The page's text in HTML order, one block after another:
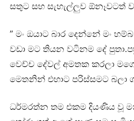
සතුට සහ සැහැල්ලුව ඕනෑවටත්
” මං ඔයාට බාර දෙන්නේ මං
වඩා මට තියන වටිනම දේ
වෙච්ච දේවල් අමතක කරලා
මෙතනින් එහාට පරිස්සමට බලා
ධර්මරත්න තම එකම දියණිය වූ